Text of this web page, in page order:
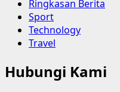
Ringkasan Berita
Sport
Technology
Travel
Hubungi Kami